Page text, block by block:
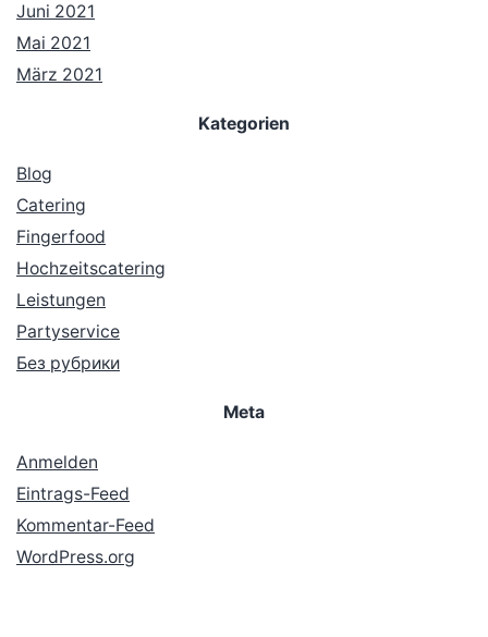
Juni 2021
Mai 2021
März 2021
Kategorien
Blog
Catering
Fingerfood
Hochzeitscatering
Leistungen
Partyservice
Без рубрики
Meta
Anmelden
Eintrags-Feed
Kommentar-Feed
WordPress.org